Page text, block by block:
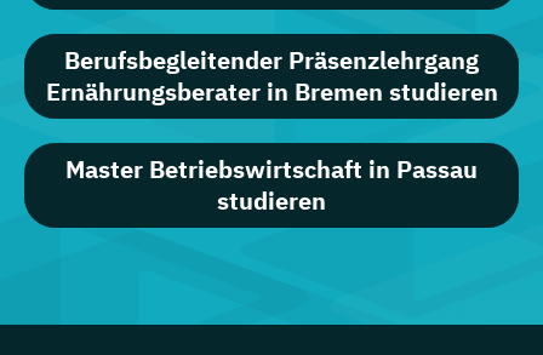
Berufsbegleitender Präsenzlehrgang
Ernährungsberater in Bremen studieren
Master Betriebswirtschaft in Passau
studieren